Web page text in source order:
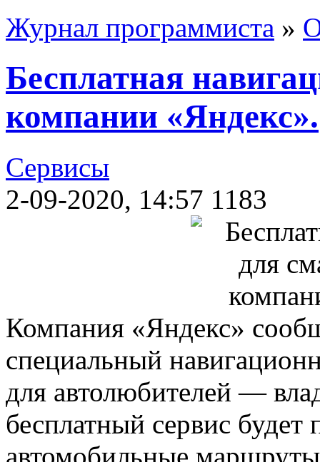
Журнал программиста »
Бесплатная
компании «Яндекс».
Сервисы
2-09-2020, 14:57 1183
Компания «Яндекс»
специальный
для автолюбителей —
бесплатный сервис
автомобильные